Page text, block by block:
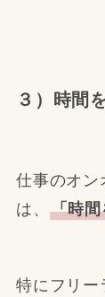
３）時間
仕事のオン
は、 「時
特にフリー